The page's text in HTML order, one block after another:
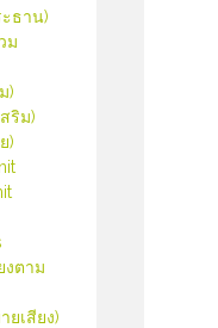
ะธาน)
ม
)
ริม)
)
ตาม
ยเสียง)